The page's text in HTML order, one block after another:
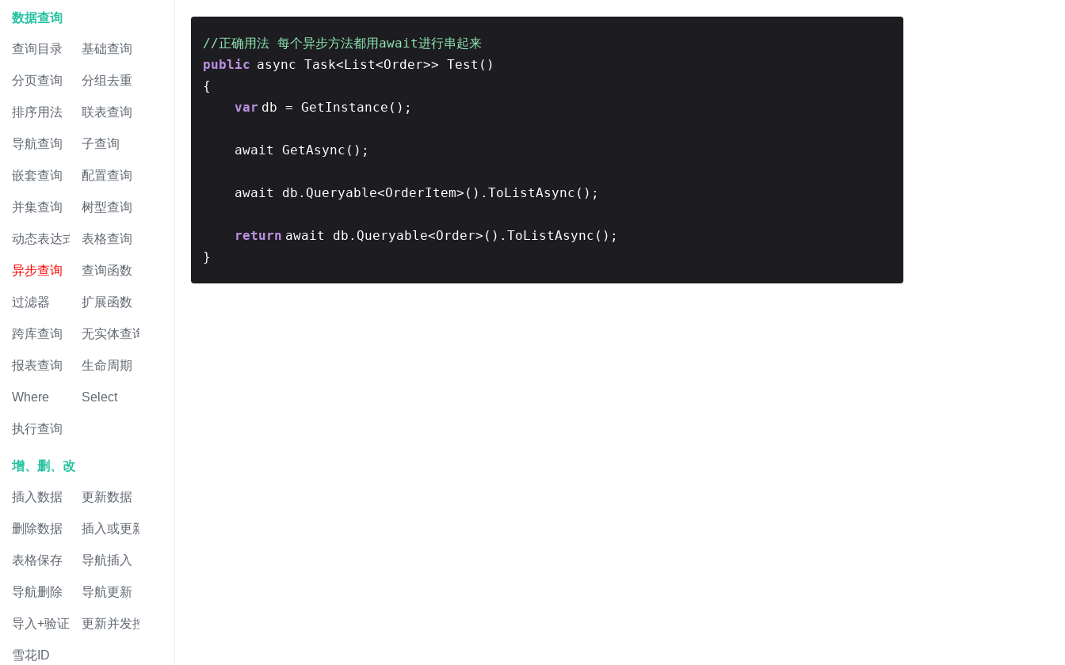
数据查询
查询目录 基础查询
分页查询 分组去重
排序用法 联表查询
导航查询 子查询
嵌套查询 配置查询
并集查询 树型查询
动态表达式 表格查询
异步查询 查询函数
过滤器 扩展函数
跨库查询 无实体查询
报表查询 生命周期
Where Select
执行查询
增、删、改
插入数据 更新数据
删除数据 插入或更新
表格保存 导航插入
导航删除 导航更新
导入+验证 更新并发控制
雪花ID
//正确用法 每个异步方法都用await进行串起来
public async Task<List<Order>> Test()
{
var db = GetInstance();
await GetAsync();
await db.Queryable<OrderItem>().ToListAsync();
return await db.Queryable<Order>().ToListAsync();
}